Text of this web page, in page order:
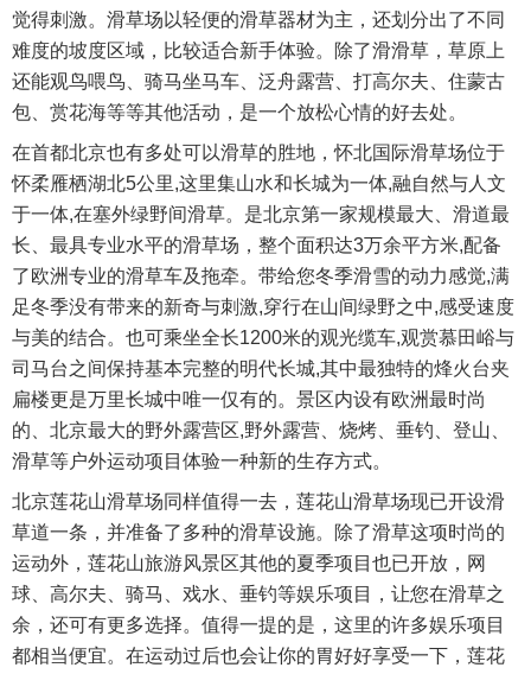
觉得刺激。滑草场以轻便的滑草器材为主，还划分出了不同
难度的坡度区域，比较适合新手体验。除了滑滑草，草原上
还能观鸟喂鸟、骑马坐马车、泛舟露营、打高尔夫、住蒙古
包、赏花海等等其他活动，是一个放松心情的好去处。
在首都北京也有多处可以滑草的胜地，怀北国际滑草场位于
怀柔雁栖湖北5公里,这里集山水和长城为一体,融自然与人文
于一体,在塞外绿野间滑草。是北京第一家规模最大、滑道最
长、最具专业水平的滑草场，整个面积达3万余平方米,配备
了欧洲专业的滑草车及拖牵。带给您冬季滑雪的动力感觉,满
足冬季没有带来的新奇与刺激,穿行在山间绿野之中,感受速度
与美的结合。也可乘坐全长1200米的观光缆车,观赏慕田峪与
司马台之间保持基本完整的明代长城,其中最独特的烽火台夹
扁楼更是万里长城中唯一仅有的。景区内设有欧洲最时尚
的、北京最大的野外露营区,野外露营、烧烤、垂钓、登山、
滑草等户外运动项目体验一种新的生存方式。
北京莲花山滑草场同样值得一去，莲花山滑草场现已开设滑
草道一条，并准备了多种的滑草设施。除了滑草这项时尚的
运动外，莲花山旅游风景区其他的夏季项目也已开放，网
球、高尔夫、骑马、戏水、垂钓等娱乐项目，让您在滑草之
余，还可有更多选择。值得一提的是，这里的许多娱乐项目
都相当便宜。在运动过后也会让你的胃好好享受一下，莲花